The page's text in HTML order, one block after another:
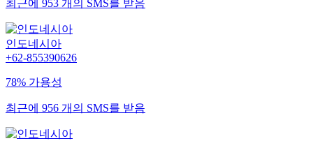
최근에 953 개의 SMS를 받음
인도네시아
+62-855390626
78% 가용성
최근에 956 개의 SMS를 받음